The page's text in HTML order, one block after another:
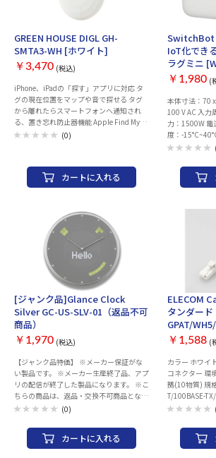
無：両端コネクター付 モールド加工コネ
クター：○ スリムコネクター：○ 爪折れ
取り機能：× 爪の折れないコネクター：
○ PoE：○
ージ形態 ポリ
れないコネク
GREEN HOUSE DIGL GH-
SMTA3-WH [ホワイト]
￥3,470 (税込)
iPhone、iPadの「探す」アプリに対応 タ
グの現在位置をマップや音で探せる タグ
から離れたらスマートフォンへ通知され
る、置き忘れ防止器機能 Apple Find My対
応 安心の防水設計（IP66） 月額料金不要
ス、貼り付けケース、首輪/ハーネスケー
ス、反射板ケース、サドル用ケース)
(0)
カートに入れる
SwitchBot
IoT化でき
ラグミニ
￥1,980 (
本体寸法：70
100 V AC 入
力：1500W 電
度：-
b/g/n，2.4
watchOS 1.0+
[ジャンク品]Glance Clock
Silver GC-US-SLV-01（返品不可
商品）
￥1,970 (税込)
【ジャンク品特価】 ※メーカー保証がな
い製品です。 ※メーカー生産終了品、アプ
リの配信が終了した製品になります。 ※こ
ちらの商品は、返品・交換不可商品となり
ます。 ※併売品につき、売り切れの際はご
のハイブリッドIoT壁掛け時計です。本体
の中にはLEDと通知機能を搭載しており、
様々な通知を表示できます。Glance Clock
(0)
カートに入れる
ELECOM
タンダー
GPAT/
￥1,588 (
カラー ホワイ
コネクター 環
拠(10物質) 規
T/100BASE-
TX/10GBASE-
クター含まず
8芯 結線方式
(ツイストペ